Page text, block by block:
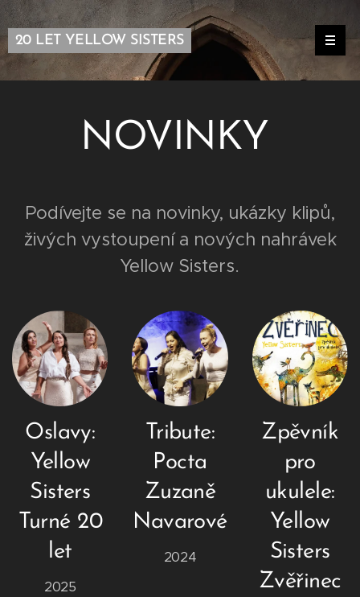
20 LET YELLOW SISTERS
NOVINKY
Podívejte se na novinky, ukázky klipů,
živých vystoupení a nových nahrávek
Yellow Sisters.
Oslavy:
Yellow
Sisters
Turné 20
let
2025
Tribute:
Pocta
Zuzaně
Navarové
2024
Zpěvník
pro
ukulele:
Yellow
Sisters
Zvěřinec